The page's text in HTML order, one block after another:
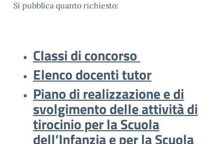
Si pubblica quanto richiesto:
Classi di concorso
Elenco docenti tutor
Piano di realizzazione e di
svolgimento delle attività di
tirocinio per la Scuola
dell’Infanzia e per la Scuola